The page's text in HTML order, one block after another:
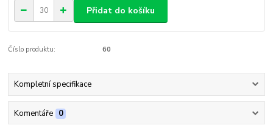
Přidat do košíku
Číslo produktu: 60
Kompletní specifikace
Komentáře 0